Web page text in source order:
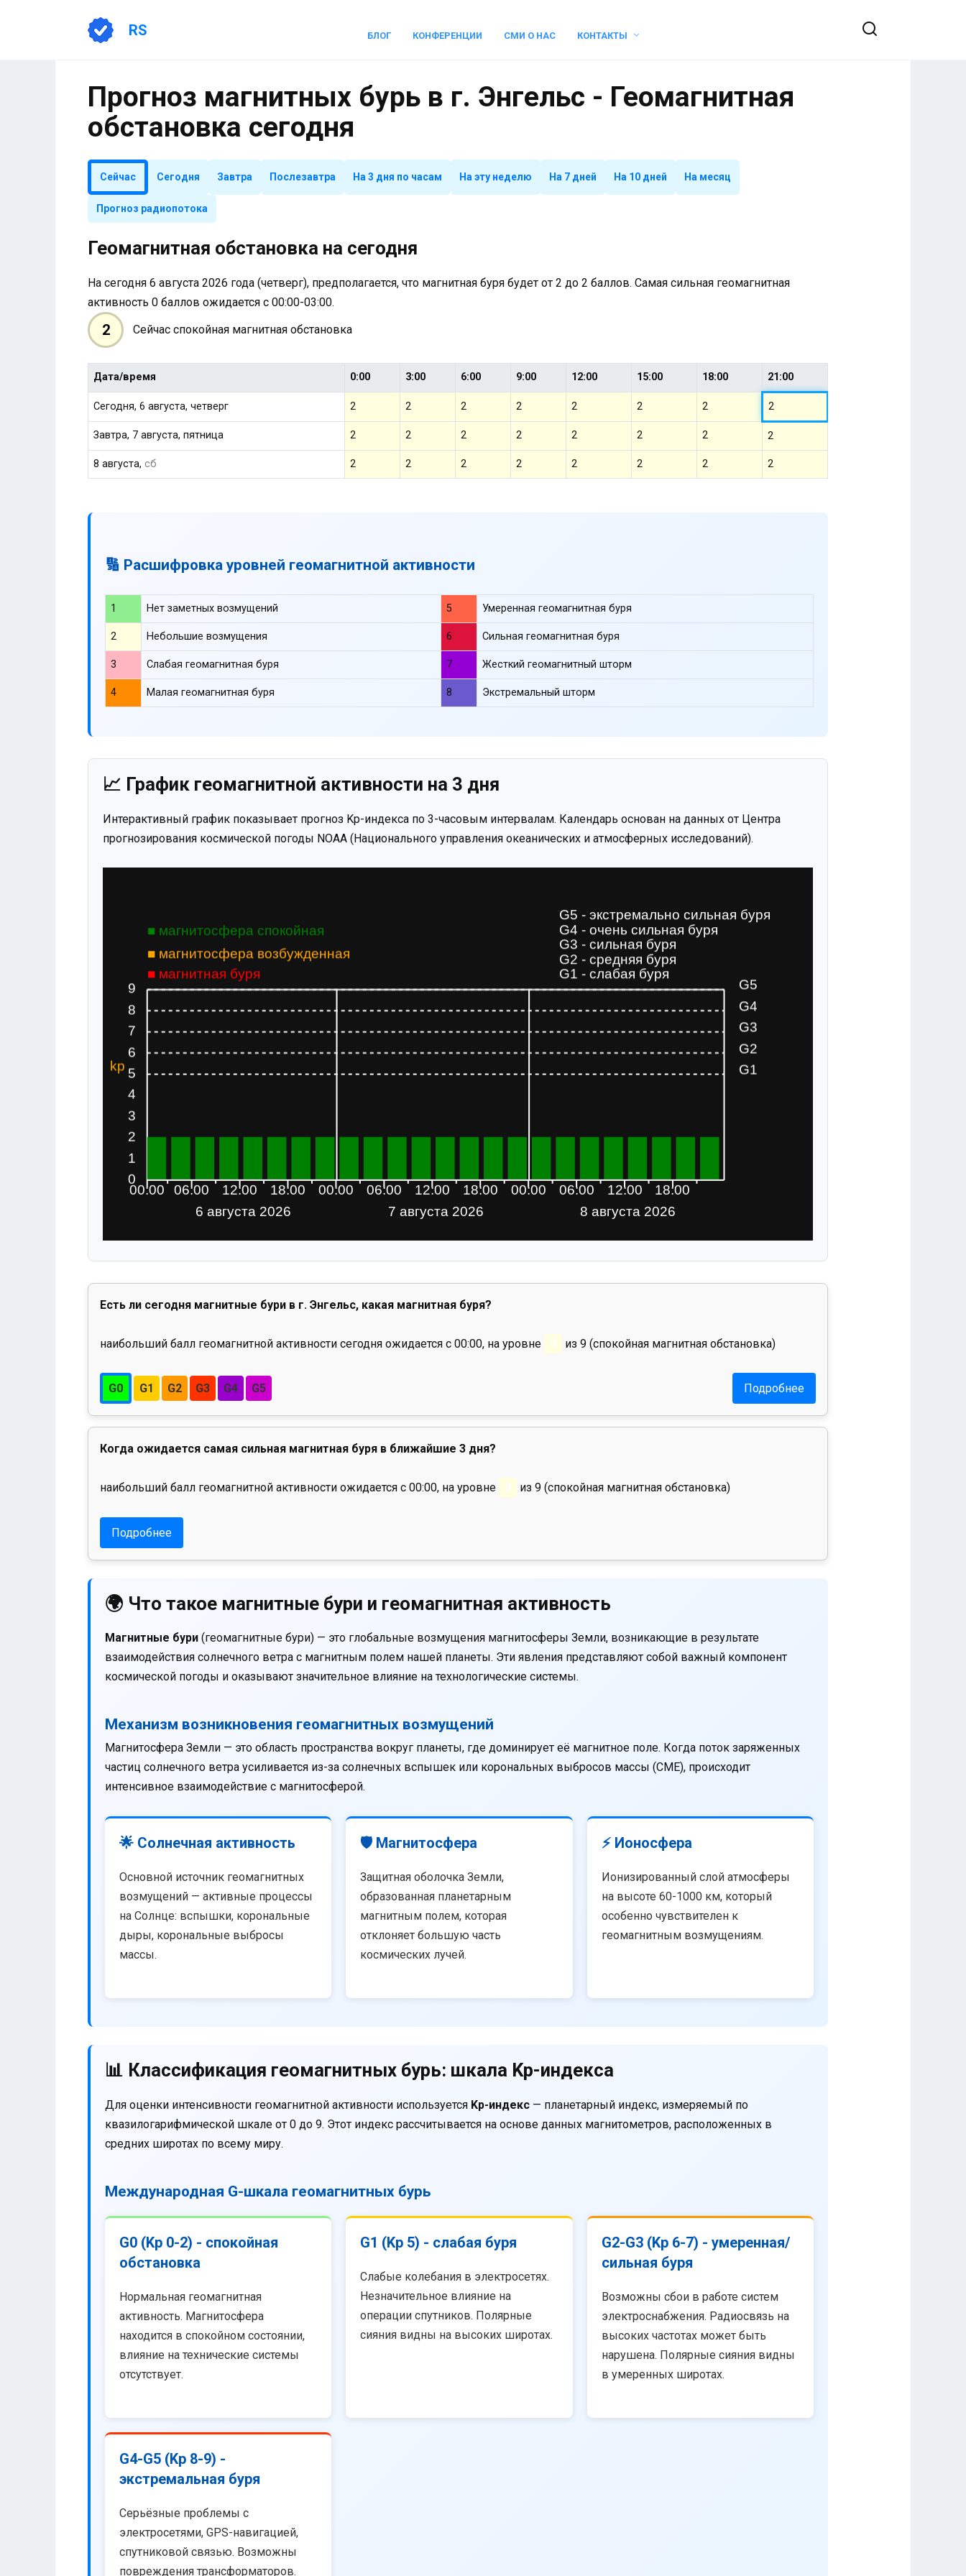
RS БЛОГ КОНФЕРЕНЦИИ СМИ О НАС КОНТАКТЫ
Прогноз магнитных бурь в г. Энгельс - Геомагнитная
обстановка сегодня
Сейчас Сегодня Завтра Послезавтра На 3 дня по часам На эту неделю На 7 дней На 10 дней На месяц
Прогноз радиопотока
Геомагнитная обстановка на сегодня
На сегодня 6 августа 2026 года (четверг), предполагается, что магнитная буря будет от 2 до 2 баллов. Самая сильная геомагнитная
активность 0 баллов ожидается с 00:00-03:00.
2 Сейчас спокойная магнитная обстановка
Дата/время 0:00 3:00 6:00 9:00 12:00 15:00 18:00 21:00
Сегодня, 6 августа, четверг 2 2 2 2 2 2 2 2
Завтра, 7 августа, пятница 2 2 2 2 2 2 2 2
8 августа, сб 2 2 2 2 2 2 2 2
🔢 Расшифровка уровней геомагнитной активности
1 Нет заметных возмущений 5 Умеренная геомагнитная буря
2 Небольшие возмущения 6 Сильная геомагнитная буря
3 Слабая геомагнитная буря 7 Жесткий геомагнитный шторм
4 Малая геомагнитная буря 8 Экстремальный шторм
📈 График геомагнитной активности на 3 дня
Интерактивный график показывает прогноз Kp-индекса по 3-часовым интервалам. Календарь основан на данных от Центра
прогнозирования космической погоды NOAA (Национального управления океанических и атмосферных исследований).
Есть ли сегодня магнитные бури в г. Энгельс, какая магнитная буря?
наибольший балл геомагнитной активности сегодня ожидается с 00:00, на уровне 0 из 9 (спокойная магнитная обстановка)
G0 G1 G2 G3 G4 G5 Подробнее
Когда ожидается самая сильная магнитная буря в ближайшие 3 дня?
наибольший балл геомагнитной активности ожидается с 00:00, на уровне 0 из 9 (спокойная магнитная обстановка)
Подробнее
🌍 Что такое магнитные бури и геомагнитная активность
Магнитные бури (геомагнитные бури) — это глобальные возмущения магнитосферы Земли, возникающие в результате
взаимодействия солнечного ветра с магнитным полем нашей планеты. Эти явления представляют собой важный компонент
космической погоды и оказывают значительное влияние на технологические системы.
Механизм возникновения геомагнитных возмущений
Магнитосфера Земли — это область пространства вокруг планеты, где доминирует её магнитное поле. Когда поток заряженных
частиц солнечного ветра усиливается из-за солнечных вспышек или корональных выбросов массы (CME), происходит
интенсивное взаимодействие с магнитосферой.
🌟 Солнечная активность
Основной источник геомагнитных
возмущений — активные процессы
на Солнце: вспышки, корональные
дыры, корональные выбросы
массы.
🛡️ Магнитосфера
Защитная оболочка Земли,
образованная планетарным
магнитным полем, которая
отклоняет большую часть
космических лучей.
⚡ Ионосфера
Ионизированный слой атмосферы
на высоте 60-1000 км, который
особенно чувствителен к
геомагнитным возмущениям.
📊 Классификация геомагнитных бурь: шкала Kp-индекса
Для оценки интенсивности геомагнитной активности используется Kp-индекс — планетарный индекс, измеряемый по
квазилогарифмической шкале от 0 до 9. Этот индекс рассчитывается на основе данных магнитометров, расположенных в
средних широтах по всему миру.
Международная G-шкала геомагнитных бурь
G0 (Kp 0-2) - спокойная
обстановка
Нормальная геомагнитная
активность. Магнитосфера
находится в спокойном состоянии,
влияние на технические системы
отсутствует.
G1 (Kp 5) - слабая буря
Слабые колебания в электросетях.
Незначительное влияние на
операции спутников. Полярные
сияния видны на высоких широтах.
G2-G3 (Kp 6-7) - умеренная/
сильная буря
Возможны сбои в работе систем
электроснабжения. Радиосвязь на
высоких частотах может быть
нарушена. Полярные сияния видны
в умеренных широтах.
G4-G5 (Kp 8-9) -
экстремальная буря
Серьёзные проблемы с
электросетями, GPS-навигацией,
спутниковой связью. Возможны
повреждения трансформаторов.